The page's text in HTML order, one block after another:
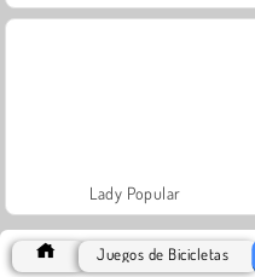
Lady Popular
Juegos de Bicicletas